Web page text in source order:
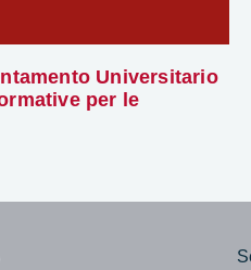
Universitario
per le